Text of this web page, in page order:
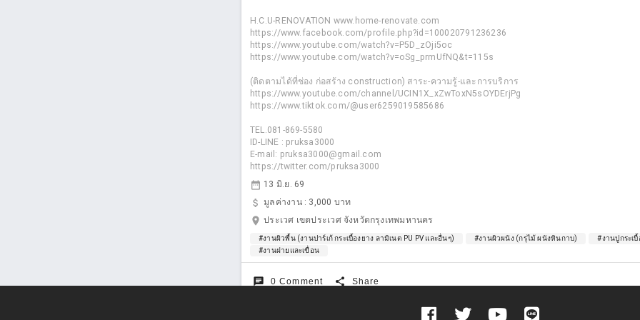
H.C.U-RENOVATION www.home-renovate.com
https://www.facebook.com/profile.php?id=100020791236236
https://www.youtube.com/watch?v=P5D_zOji5oc
https://www.youtube.com/watch?v=oSg_prmUfNQ&t=115s
(ติดตามได้ที่ช่อง ก่อสร้าง construction) สาระ-ความรู้-และการบริการ
https://www.youtube.com/channel/UCIN1X_xZwToxN5sOYDErjPg
https://www.tiktok.com/@user6259019585686
TEL.081-869-5580
ID-LINE : pruksa3000
E-mail: pruksa3000@gmail.com
https://twitter.com/pruksa3000
date_range 13 มิ.ย. 69
attach_money มูลค่างาน : 3,000 บาท
location_on ประเวศ เขตประเวศ จังหวัดกรุงเทพมหานคร
#งานผิวพื้น (งานปาร์เก้ กระเบื้องยาง ลามิเนต PU PV และอื่นๆ) #งานผิวผนัง (กรุไม้ ผนังหินกาบ)
#งานปูกระเบื้
#งานฝายและเขื่อน
chat 0 Comment share Share